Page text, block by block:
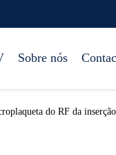
Sobre nós
do RF da